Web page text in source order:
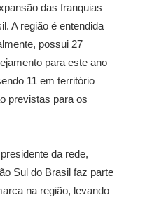
das franquias
A região é entendida
possui 27
para este ano
11 em território
previstas para os
da rede,
Sul do Brasil faz parte
na região, levando